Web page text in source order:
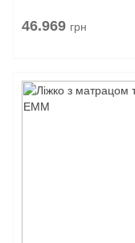
46.969 грн